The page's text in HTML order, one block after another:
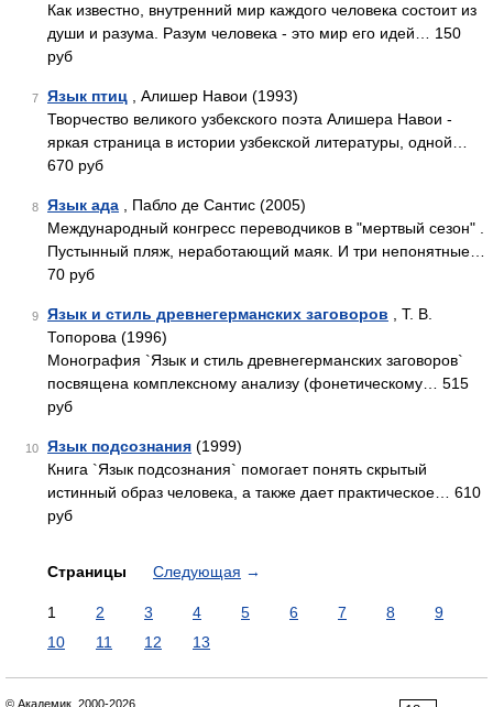
Как известно, внутренний мир каждого человека состоит из
души и разума. Разум человека - это мир его идей… 150
руб
7 Язык птиц , Алишер Навои (1993)
Творчество великого узбекского поэта Алишера Навои -
яркая страница в истории узбекской литературы, одной…
670 руб
8 Язык ада , Пабло де Сантис (2005)
Международный конгресс переводчиков в "мертвый сезон" .
Пустынный пляж, неработающий маяк. И три непонятные…
70 руб
9 Язык и стиль древнегерманских заговоров , Т. В.
Топорова (1996)
Монография `Язык и стиль древнегерманских заговоров`
посвящена комплексному анализу (фонетическому… 515
руб
10 Язык подсознания (1999)
Книга `Язык подсознания` помогает понять скрытый
истинный образ человека, а также дает практическое… 610
руб
Страницы Следующая →
1 2 3 4 5 6 7 8
9
10
11 12 13
© Академик, 2000-2026